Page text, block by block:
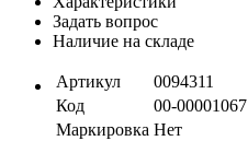
Задать вопрос
Наличие на складе
Артикул
0094311
Код
00-00001067
Маркировка Нет